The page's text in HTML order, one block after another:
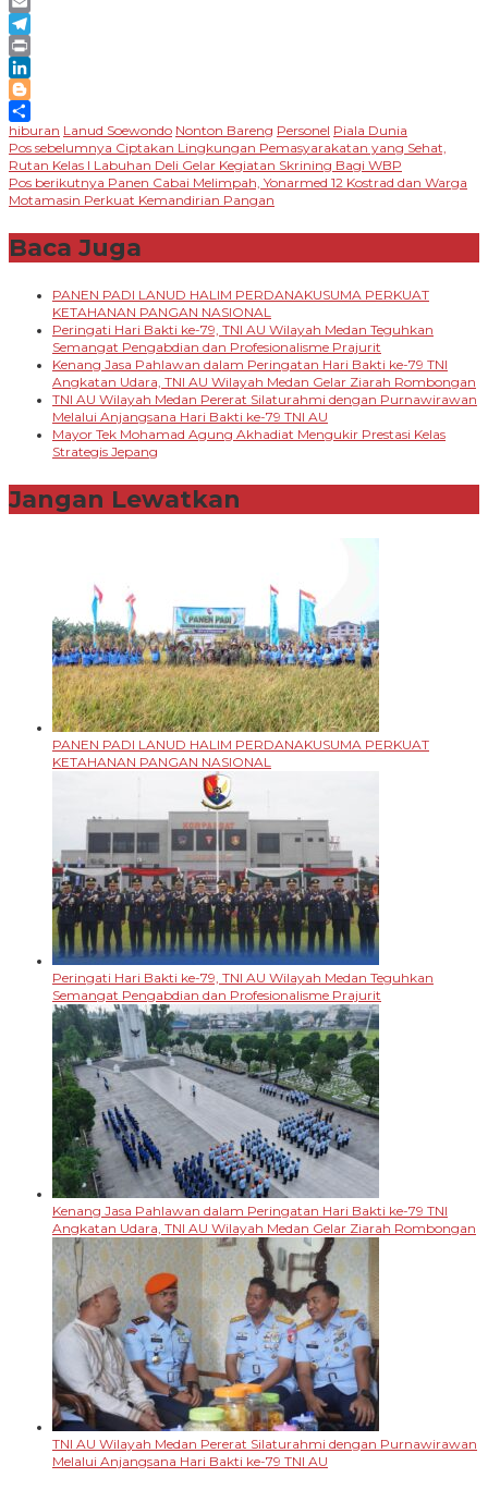
Email
Telegram
Print
LinkedIn
Blogger
Share
hiburan Lanud Soewondo Nonton Bareng Personel Piala Dunia
Navigasi
pos
Pos sebelumnya Ciptakan Lingkungan Pemasyarakatan yang Sehat,
Rutan Kelas I Labuhan Deli Gelar Kegiatan Skrining Bagi WBP
Pos berikutnya Panen Cabai Melimpah, Yonarmed 12 Kostrad dan Warga
Motamasin Perkuat Kemandirian Pangan
Baca Juga
PANEN PADI LANUD HALIM PERDANAKUSUMA PERKUAT
KETAHANAN PANGAN NASIONAL
Peringati Hari Bakti ke-79, TNI AU Wilayah Medan Teguhkan
Semangat Pengabdian dan Profesionalisme Prajurit
Kenang Jasa Pahlawan dalam Peringatan Hari Bakti ke-79 TNI
Angkatan Udara, TNI AU Wilayah Medan Gelar Ziarah Rombongan
TNI AU Wilayah Medan Pererat Silaturahmi dengan Purnawirawan
Melalui Anjangsana Hari Bakti ke-79 TNI AU
Mayor Tek Mohamad Agung Akhadiat Mengukir Prestasi Kelas
Strategis Jepang
Jangan Lewatkan
PANEN PADI LANUD HALIM PERDANAKUSUMA PERKUAT
KETAHANAN PANGAN NASIONAL
Peringati Hari Bakti ke-79, TNI AU Wilayah Medan Teguhkan
Semangat Pengabdian dan Profesionalisme Prajurit
Kenang Jasa Pahlawan dalam Peringatan Hari Bakti ke-79 TNI
Angkatan Udara, TNI AU Wilayah Medan Gelar Ziarah Rombongan
TNI AU Wilayah Medan Pererat Silaturahmi dengan Purnawirawan
Melalui Anjangsana Hari Bakti ke-79 TNI AU